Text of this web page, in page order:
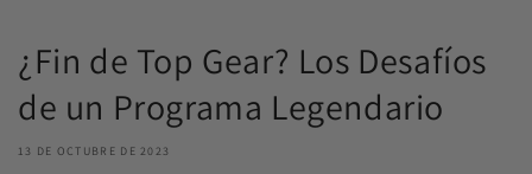
¿Fin de Top Gear? Los Desafíos
de un Programa Legendario
13 DE OCTUBRE DE 2023